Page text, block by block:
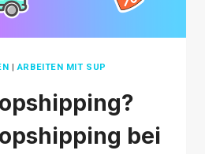
| ARBEITEN MIT SUP
bei